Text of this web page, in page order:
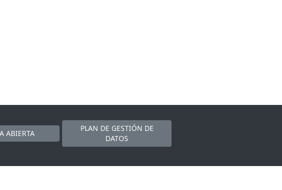
ABIERTA
PLAN DE GESTIÓN DE
DATOS